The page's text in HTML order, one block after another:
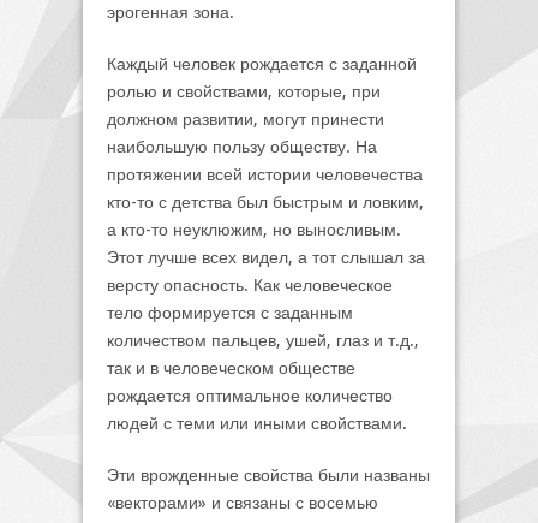
эрогенная зона.
Каждый человек рождается с заданной
ролью и свойствами, которые, при
должном развитии, могут принести
наибольшую пользу обществу. На
протяжении всей истории человечества
кто-то с детства был быстрым и ловким,
а кто-то неуклюжим, но выносливым.
Этот лучше всех видел, а тот слышал за
версту опасность. Как человеческое
тело формируется с заданным
количеством пальцев, ушей, глаз и т.д.,
так и в человеческом обществе
рождается оптимальное количество
людей с теми или иными свойствами.
Эти врожденные свойства были названы
«векторами» и связаны с восемью